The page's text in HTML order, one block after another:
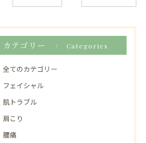
カテゴリー Categories
全てのカテゴリー
フェイシャル
肌トラブル
肩こり
腰痛